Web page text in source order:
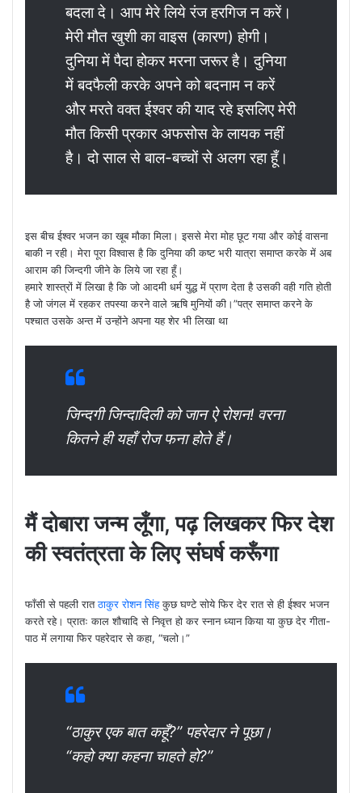
बदला दे। आप मेरे लिये रंज हरगिज न करें।
मेरी मौत खुशी का वाइस (कारण) होगी।
दुनिया में पैदा होकर मरना जरूर है। दुनिया
में बदफैली करके अपने को बदनाम न करें
और मरते वक्त ईश्वर की याद रहे इसलिए मेरी
मौत किसी प्रकार अफसोस के लायक नहीं
है। दो साल से बाल-बच्चों से अलग रहा हूँ।
इस बीच ईश्वर भजन का खूब मौका मिला। इससे मेरा मोह छूट गया और कोई वासना
बाकी न रही। मेरा पूरा विश्वास है कि दुनिया की कष्ट भरी यात्रा समाप्त करके में अब
आराम की जिन्दगी जीने के लिये जा रहा हूँ।
हमारे शास्त्रों में लिखा है कि जो आदमी धर्म युद्ध में प्राण देता है उसकी वही गति होती
है जो जंगल में रहकर तपस्या करने वाले ऋषि मुनियों की।”पत्र समाप्त करने के
पश्चात उसके अन्त में उन्होंने अपना यह शेर भी लिखा था
जिन्दगी जिन्दादिली को जान ऐ रोशन! वरना
कितने ही यहाँ रोज फना होते हैं।
मैं दोबारा जन्म लूँगा, पढ़ लिखकर फिर देश
की स्वतंत्रता के लिए संघर्ष करूँगा
फाँसी से पहली रातठाकुर रोशन सिंहकुछ घण्टे सोये फिर देर रात से ही ईश्वर भजन
करते रहे। प्रातः काल शौचादि से निवृत्त हो कर स्नान ध्यान किया या कुछ देर गीता-
पाठ में लगाया फिर पहरेदार से कहा, “चलो।”
“ठाकुर एक बात कहूँ?” पहरेदार ने पूछा।
“कहो क्या कहना चाहते हो?”